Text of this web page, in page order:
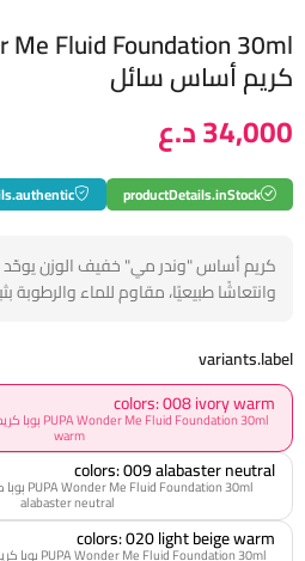
كريم أساس سائل
34,000 د.ع
productDetails.inStock
كريم أساس "وندر مي" خفيف الوزن يوحّد
وانتعاشًا طبيعيًا، مقاوم للماء
variants.label
colors: 008 ivory warm
warm
colors: 009 alabaster neutral
alabaster neutral
colors: 020 light beige warm